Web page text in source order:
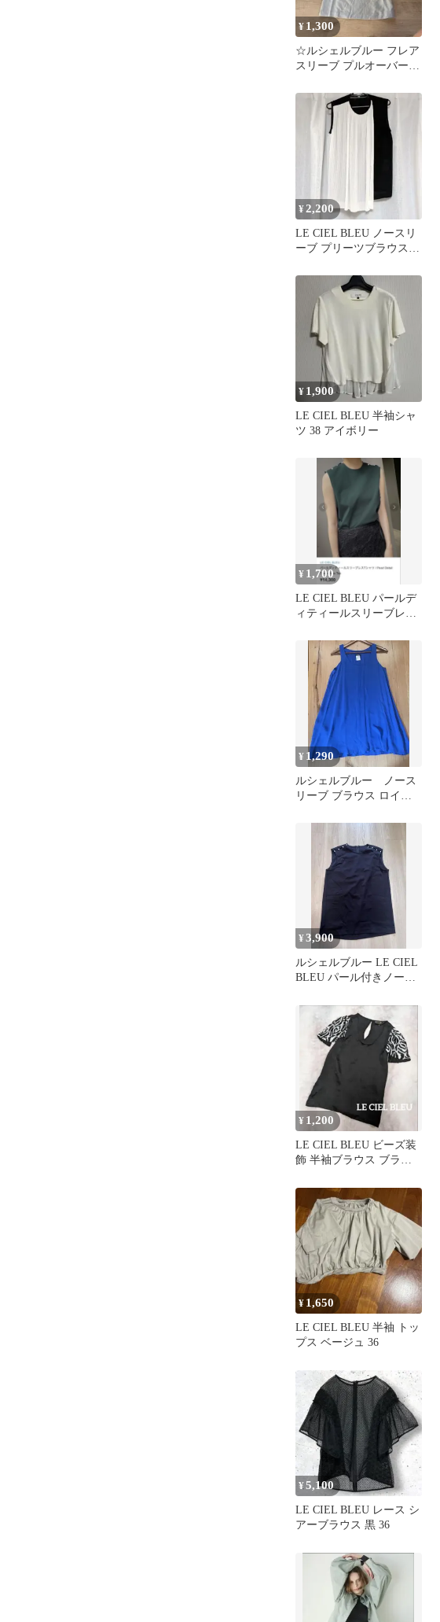
¥ 1,300
☆ルシェルブルー フレア
スリーブ プルオーバー
¥2,200
LE CIEL BLEU ノースリ
ーブ プリーツブラウス
¥ 1,900
LE CIEL BLEU 半袖シャ
ツ 38 アイボリー
¥ 1,700
LE CIEL BLEU パールデ
ィティールスリーブレス
¥ 1,290
ルシェルブルー ノース
リーブ ブラウス ロイヤ
¥3,900
ルシェルブルー LE CIEL
BLEU パール付きノース
¥ 1,200
LE CIEL BLEU ビーズ装
飾 半袖ブラウス ブラッ
¥ 1,650
LE CIEL BLEU 半袖 トッ
プス ベージュ 36
¥5,100
LE CIEL BLEU レース シ
アーブラウス 黒 36